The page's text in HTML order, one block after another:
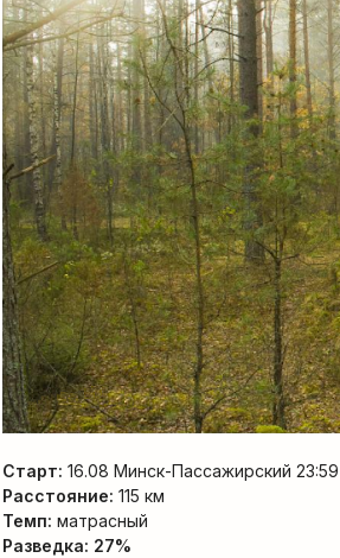
Старт: 16.08 Минск-Пассажирский 23:59
Расстояние: 115 км
Темп: матрасный
Разведка: 27%